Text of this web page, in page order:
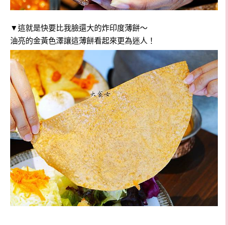
▼這就是快要比我臉還大的炸印度薄餅～
油亮的金黃色澤讓這薄餅看起來更為迷人！